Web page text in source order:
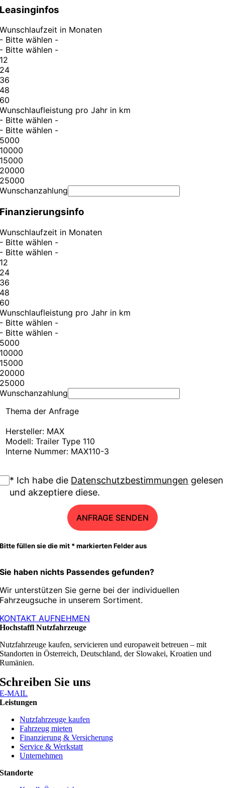
Leasinginfos
Wunschlaufzeit in Monaten
- Bitte wählen -
- Bitte wählen -
12
24
36
48
60
Wunschlaufleistung pro Jahr in km
- Bitte wählen -
- Bitte wählen -
5000
10000
15000
20000
25000
Wunschanzahlung
Finanzierungsinfo
Wunschlaufzeit in Monaten
- Bitte wählen -
- Bitte wählen -
12
24
36
48
60
Wunschlaufleistung pro Jahr in km
- Bitte wählen -
- Bitte wählen -
5000
10000
15000
20000
25000
Wunschanzahlung
Thema der Anfrage
Hersteller: MAX
Modell: Trailer Type 110
Interne Nummer: MAX110-3
ANFRAGE SENDEN
* Ich habe die Datenschutzbestimmungen gelesen
und akzeptiere diese.
Bitte füllen sie die mit * markierten Felder aus
Sie haben nichts Passendes gefunden?
Wir unterstützen Sie gerne bei der individuellen
Fahrzeugsuche in unserem Sortiment.
KONTAKT AUFNEHMEN
Hochstaffl Nutzfahrzeuge
Nutzfahrzeuge kaufen, servicieren und europaweit betreuen – mit
Standorten in Österreich, Deutschland, der Slowakei, Kroatien und
Rumänien.
Schreiben Sie uns
E-MAIL
Leistungen
Nutzfahrzeuge kaufen
Fahrzeug mieten
Finanzierung & Versicherung
Service & Werkstatt
Unternehmen
Standorte